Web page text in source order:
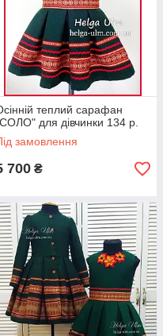
теплий сарафан
для дівчинки 134 р.
замовлення
700 ₴